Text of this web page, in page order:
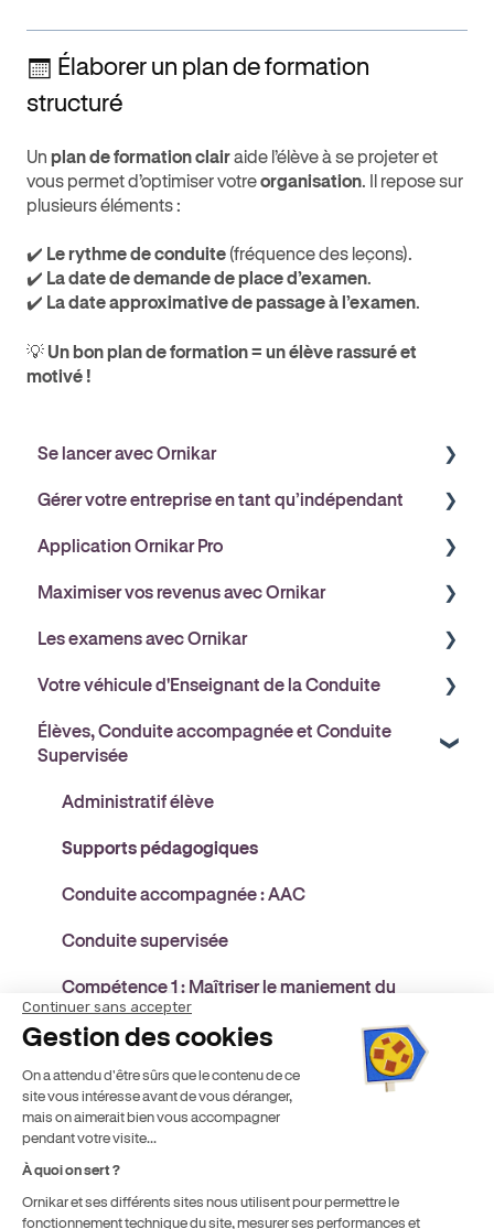
📅 Élaborer un plan de formation
structuré
Un plan de formation clairaide l’élève à se projeter et
vous permet d’optimiser votreorganisation. Il repose sur
plusieurs éléments :
✔️ Le rythme de conduite (fréquence des leçons).
✔️ La date de demande de place d’examen.
✔️ La date approximative de passage à l’examen.
💡 Un bon plan de formation = un élève rassuré et
motivé !
Se lancer avec Ornikar
Comprendre Ornikar
Démarches administratives
Assurance & Réglementation
Financement
Gérer votre entreprise en tant qu’indépendant
Gérer votre entreprise
Protection sociale & Prévoyance
Matériel & Outils
Réglementation & Sécurité
Application Ornikar Pro
Découvrir l'application Ornikar Partners
Gérer votre planning
Suivi pédagogique des élèves
La Gestion des examens
Maximiser vos revenus avec Ornikar
Comprendre vos revenus avec Ornikar
Les primes et bonus Ornikar
Opter pour la TVA pour maximiser ses revenus
remplissage
Fidéliser ses élèves
Optimiser votre profil enseignant pour attirer plus
Les examens avec Ornikar
Comprendre le fonctionnement des examens
Demande et gestion des places d’examen
Votre véhicule d'Enseignant de la Conduite
Flotte Ornikar
commande ?
L'entretien de votre véhicule
Réglementation des véhicules
Élèves, Conduite accompagnée et Conduite
Supervisée
Administratif élève
Supports pédagogiques
Conduite accompagnée : AAC
Conduite supervisée
Compétence 1 : Maîtriser le maniement du
véhicule dans un trafic faible ou nul
Compétence 2 : Appréhender la route et circuler
dans des conditions normales
Compétence 4 : Pratiquer une conduite
Compétence 3 : Circuler dans des conditions
difficiles et partager la route avec d'autres
Continuer sans accepter
Gestion des cookies
On a attendu d'être sûrs que le contenu de ce
site vous intéresse avant de vous déranger,
mais on aimerait bien vous accompagner
pendant votre visite...
À quoi on sert ?
Ornikar et ses différents sites nous utilisent pour permettre le
fonctionnement technique du site, mesurer ses performances et